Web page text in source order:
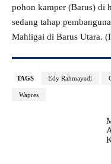
pohon kamper (Barus) di
sedang tahap
Mahligai di Barus Utara.
TAGS Edy Rahmayadi
Wapres